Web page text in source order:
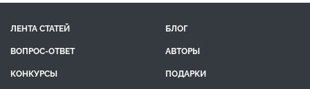
ЛЕНТА СТАТЕЙ
БЛОГ
ВОПРОС-ОТВЕТ
АВТОРЫ
КОНКУРСЫ
ПОДАРКИ